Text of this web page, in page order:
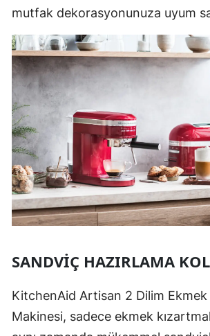
mutfak dekorasyonunuza uyum
SANDVIÇ HAZIRLAMA
KitchenAid Artisan 2 Dilim Ekmek
Makinesi, sadece ekmek